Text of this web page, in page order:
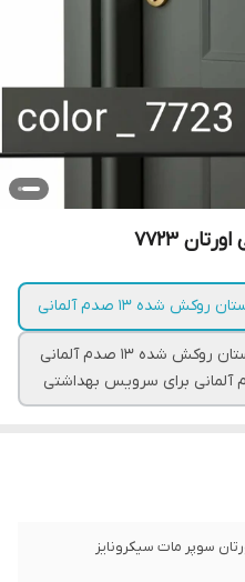
7723
مغز روس روکش راش۸میل گرجستان روکش شده ۱۳ صدم آلمانی
سوپر مات سیکرونایز